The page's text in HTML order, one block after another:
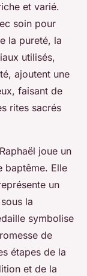
et varié.
soin pour
la pureté, la
utilisés,
ajoutent une
faisant de
rites sacrés
joue un
baptême. Elle
un
la
symbolise
de
étapes de la
et de la